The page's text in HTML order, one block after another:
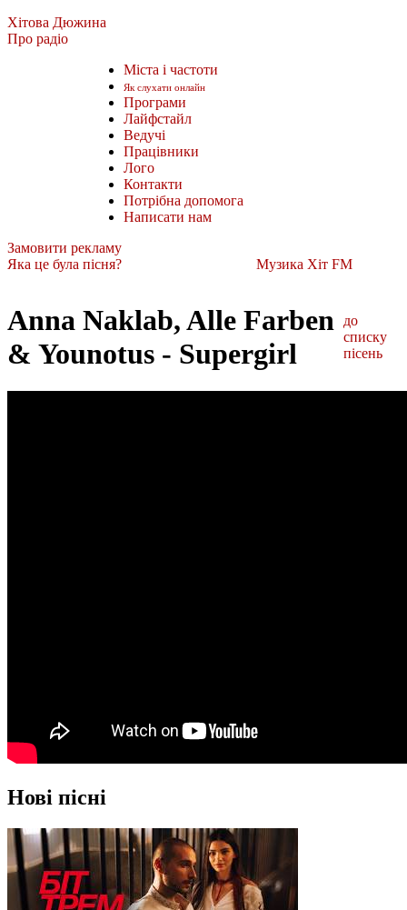
Хітова Дюжина
Про радіо
Міста і частоти
Як слухати онлайн
Програми
Лайфстайл
Ведучі
Працівники
Лого
Контакти
Потрібна допомога
Написати нам
Замовити рекламу
Яка це була пісня?
Музика Хіт FM
Anna Naklab, Alle Farben
& Younotus - Supergirl
до
списку
пісень
Нові пісні